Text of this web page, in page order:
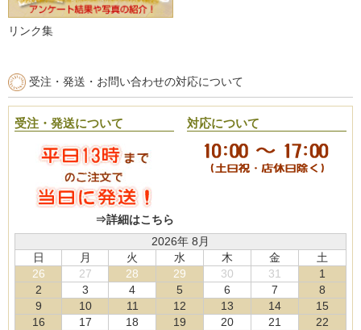
リンク集
受注・発送・お問い合わせの対応について
受注・発送について
⇒詳細はこちら
対応について
2026年 8月
日
月 火 水 木 金
土
26
27 28 29 30 31
1
2
3 4 5 6 7
8
9
10 11 12 13 14
15
16
17 18 19 20 21
22